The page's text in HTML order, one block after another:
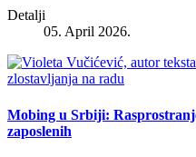
Detalji
05. April 2026.
Mobing u Srbiji:
zaposlenih